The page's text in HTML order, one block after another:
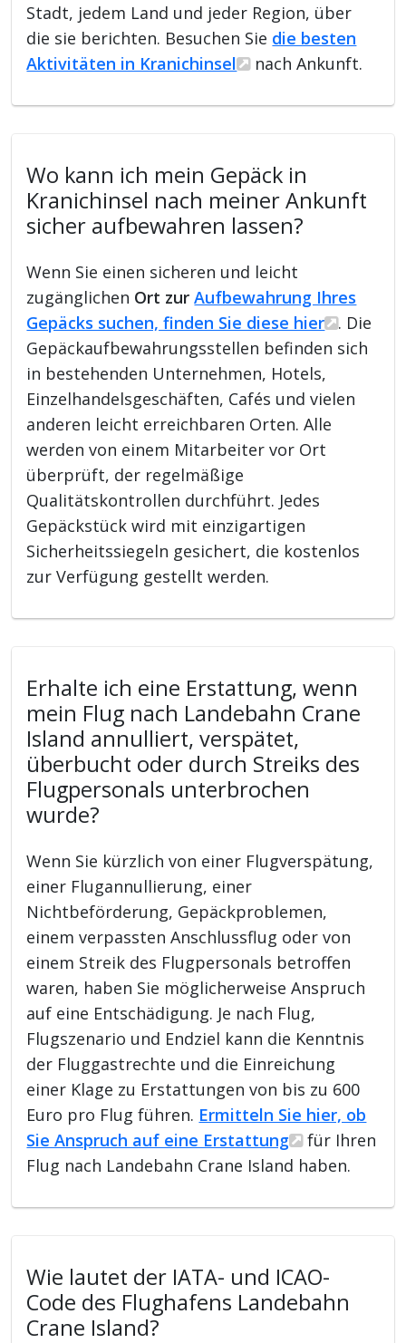
Stadt, jedem Land und jeder Region, über
die sie berichten. Besuchen Sie die besten
Aktivitäten in Kranichinsel
nach Ankunft.
Wo kann ich mein Gepäck in
Kranichinsel nach meiner Ankunft
sicher aufbewahren lassen?
Wenn Sie einen sicheren und leicht
zugänglichen Ort zurAufbewahrung Ihres
Gepäcks suchen, finden Sie diese hier
. Die
Gepäckaufbewahrungsstellen befinden sich
in bestehenden Unternehmen, Hotels,
Einzelhandelsgeschäften, Cafés und vielen
anderen leicht erreichbaren Orten. Alle
werden von einem Mitarbeiter vor Ort
überprüft, der regelmäßige
Qualitätskontrollen durchführt. Jedes
Gepäckstück wird mit einzigartigen
Sicherheitssiegeln gesichert, die kostenlos
zur Verfügung gestellt werden.
Erhalte ich eine Erstattung, wenn
mein Flug nach Landebahn Crane
Island annulliert, verspätet,
überbucht oder durch Streiks des
Flugpersonals unterbrochen
wurde?
Wenn Sie kürzlich von einer Flugverspätung,
einer Flugannullierung, einer
Nichtbeförderung, Gepäckproblemen,
einem verpassten Anschlussflug oder von
einem Streik des Flugpersonals betroffen
waren, haben Sie möglicherweise Anspruch
auf eine Entschädigung. Je nach Flug,
Flugszenario und Endziel kann die Kenntnis
der Fluggastrechte und die Einreichung
einer Klage zu Erstattungen von bis zu 600
Euro pro Flug führen. Ermitteln Sie hier, ob
Sie Anspruch auf eine Erstattung
für Ihren
Flug nach Landebahn Crane Island haben.
Wie lautet der IATA- und ICAO-
Code des Flughafens Landebahn
Crane Island?